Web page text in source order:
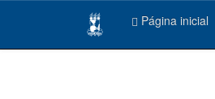
Página inicial